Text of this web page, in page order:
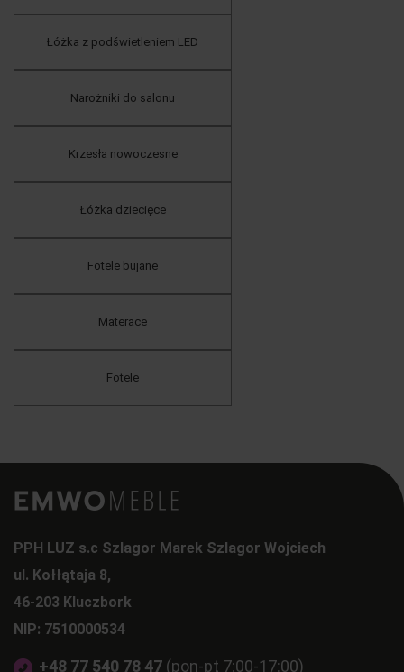
Łóżka z podświetleniem LED
Narożniki do salonu
Krzesła nowoczesne
Łóżka dziecięce
Fotele bujane
Materace
Fotele
PPH LUZ s.c Szlagor Marek Szlagor Wojciech
ul. Kołłątaja 8,
46-203 Kluczbork
NIP: 7510000534
+48 77 540 78 47 (pon-pt 7:00-17:00)